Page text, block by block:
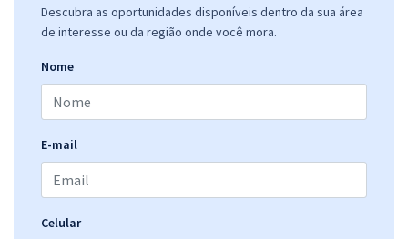
Descubra as oportunidades disponíveis dentro da sua área
de interesse ou da região onde você mora.
Nome
E-mail
Celular